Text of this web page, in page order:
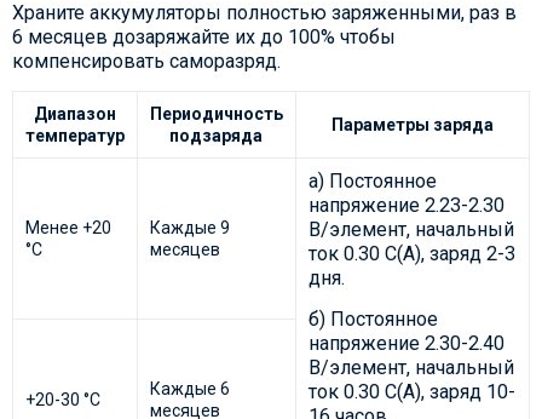
Храните аккумуляторы полностью заряженными, раз в
6 месяцев дозаряжайте их до 100% чтобы
компенсировать саморазряд.
Диапазон
температур
Периодичность
подзаряда
Параметры заряда
Менее +20
°С
Каждые 9
месяцев
а) Постоянное
напряжение 2.23-2.30
В/элемент, начальный
ток 0.30 C(А), заряд 2-3
дня.
б) Постоянное
напряжение 2.30-2.40
В/элемент, начальный
ток 0.30 C(А), заряд 10-
+20-30 °С
Каждые 6
месяцев